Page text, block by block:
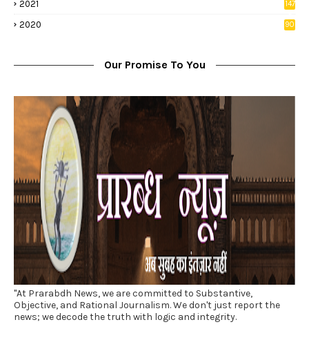
2021
147
2020
90
Our Promise To You
"At Prarabdh News, we are committed to Substantive,
Objective, and Rational Journalism. We don't just report the
news; we decode the truth with logic and integrity.